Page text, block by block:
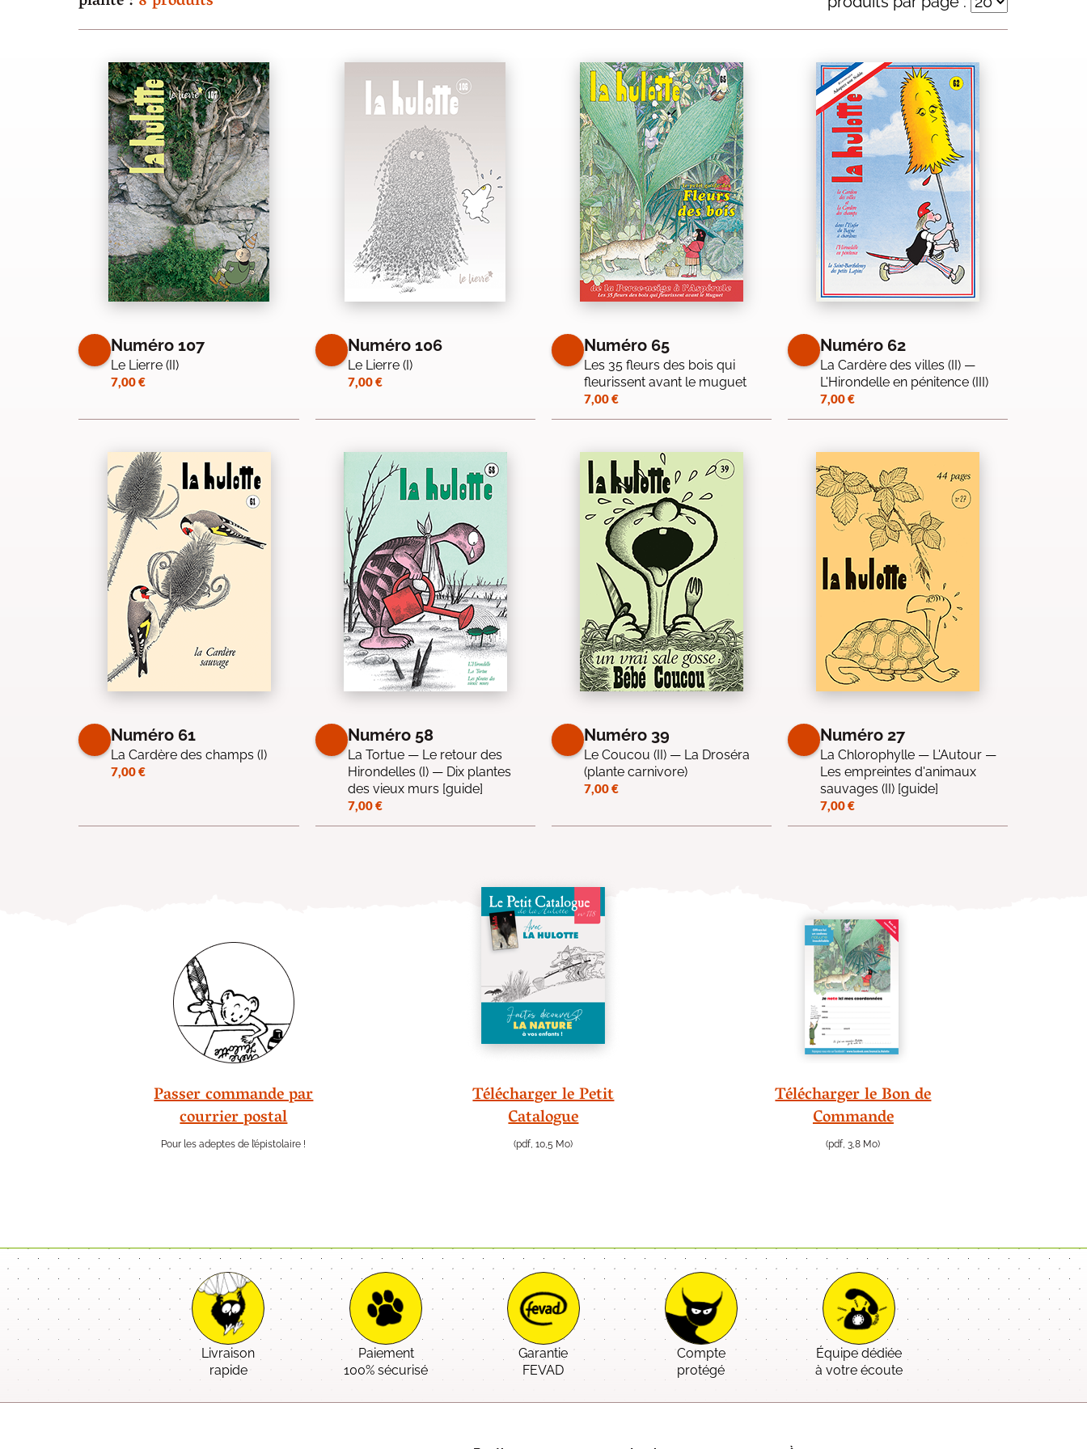
Numéro 107
Le Lierre (II)
7,00€
Numéro 106
Le Lierre (I)
7,00€
Numéro 65
Les 35 fleurs des bois qui
fleurissent avant le muguet
7,00€
Numéro 62
La Cardère des villes (II) —
L'Hirondelle en pénitence (III)
7,00€
Numéro 61
La Cardère des champs (I)
7,00€
Numéro 58
La Tortue — Le retour des
Hirondelles (I) — Dix plantes
des vieux murs [guide]
7,00€
Numéro 39
Le Coucou (II) — La Droséra
(plante carnivore)
7,00€
Numéro 27
La Chlorophylle — L'Autour —
Les empreintes d'animaux
sauvages (II) [guide]
7,00€
Passer commande par
courrier postal
Pour les adeptes de l’épistolaire !
Télécharger le Petit
Catalogue
(pdf, 10,5 Mo)
Télécharger le Bon de
Commande
(pdf, 3,8 Mo)
Livraison
rapide
Paiement
100% sécurisé
Garantie
FEVAD
Compte
protégé
Équipe dédiée
à votre écoute